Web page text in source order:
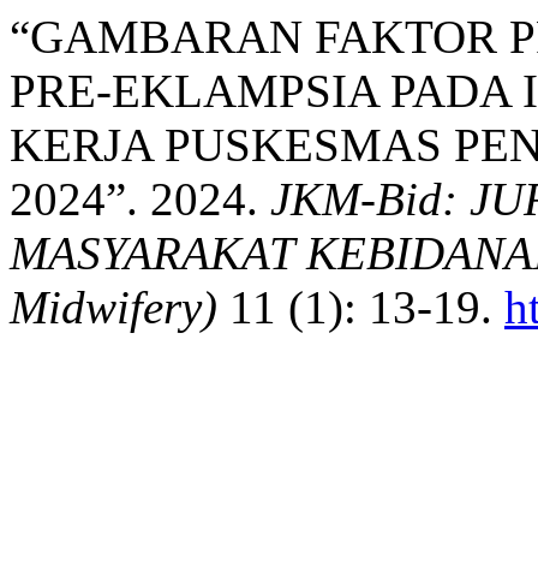
“GAMBARAN FAKTOR
PRE-EKLAMPSIA
KERJA PUSKESMAS
2024”. 2024. JKM-Bid:
MASYARAKAT
Midwifery) 11 (1): 13-19.